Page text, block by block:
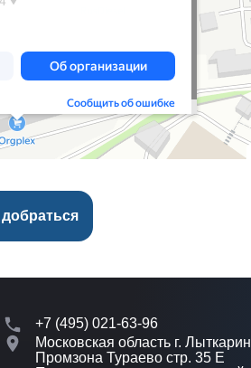
добраться
+7 (495) 021-63-96
Московская область г.
Промзона Тураево стр. 35 Е